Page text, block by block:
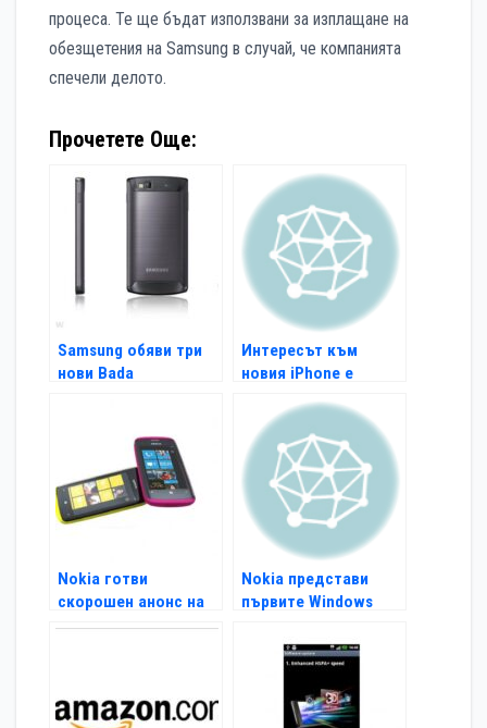
процеса. Те ще бъдат използвани за изплащане на
обезщетения на Samsung в случай, че компанията
спечели делото.
Прочетете Още:
Samsung обяви три
нови Bada
Интересът към
новия iPhone е
Nokia готви
скорошен анонс на
своя Windows Phonе
Nokia представи
първите Windows